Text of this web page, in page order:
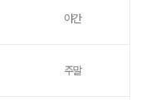
야간
주말